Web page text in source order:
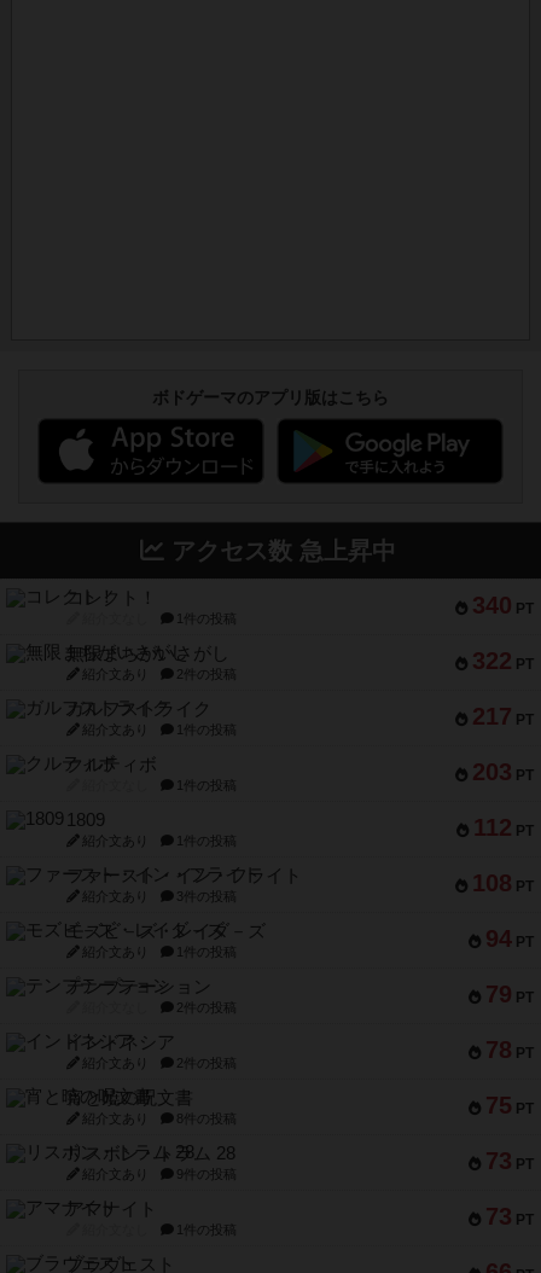
ボドゲーマのアプリ版はこちら
アクセス数 急上昇中
340 PT
コレクト！
1件の投稿
322 PT
無限まちがいさがし
紹介文あり 2件の投稿
217 PT
ガルフストライク
紹介文あり 1件の投稿
203 PT
クルティボ
1件の投稿
112 PT
1809
紹介文あり 1件の投稿
108 PT
ファースト・イン・フライト
紹介文あり 3件の投稿
94 PT
モズビ－ズ・レイダ－ズ
紹介文あり 1件の投稿
79 PT
テンプテーション
2件の投稿
78 PT
インドネシア
紹介文あり 2件の投稿
75 PT
宵と暁の呪文書
紹介文あり 8件の投稿
73 PT
リスボン・トラム 28
紹介文あり 9件の投稿
73 PT
アマナイト
1件の投稿
ブラヴェスト